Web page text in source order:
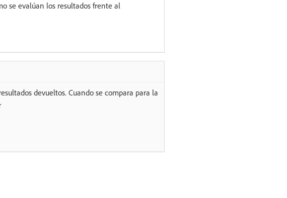
se evalúan los resultados frente al
devueltos. Cuando se compara para la